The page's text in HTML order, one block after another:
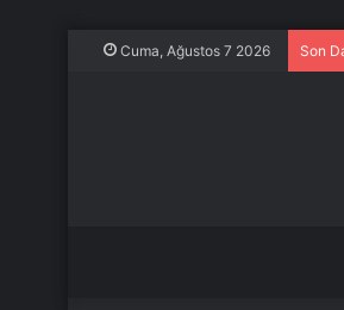
Cuma, Ağustos 7 2026 Son